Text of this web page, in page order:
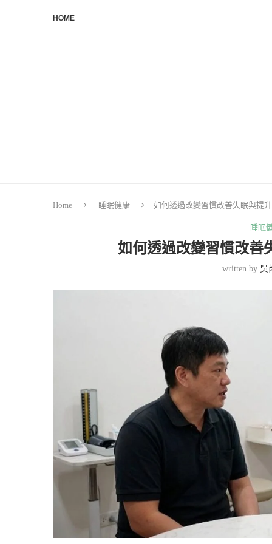
HOME
Home 睡眠健康 如何透過改變習慣改善失眠與提
睡眠
如何透過改變習慣改善
written by吳